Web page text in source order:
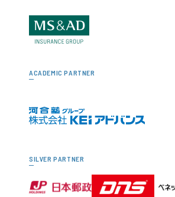
ACADEMIC PARTNER
SILVER PARTNER